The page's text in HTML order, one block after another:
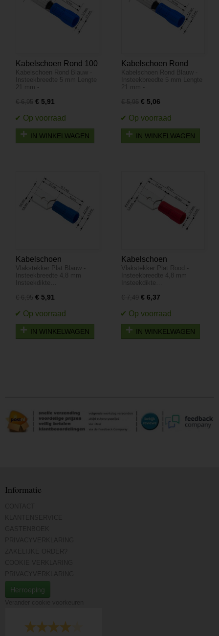
Kabelschoen Rond 100
stuks - Blauw -
Insteekbreedte 5 mm
Kabelschoen Rond Blauw -
Insteekbreedte 5 mm Lengte
21 mm -…
€ 6,95 € 5,91
IN WINKELWAGEN
Kabelschoen Rond
Blauw - Insteekbreedte
4 mm Lengte 21 mm -
Kabelschoen Rond Blauw -
Insteekbreedte 5 mm Lengte
21 mm -…
€ 5,95 € 5,06
IN WINKELWAGEN
Kabelschoen
Vlakstekker 100 stuks -
Plat Blauw -
Insteekdikte 0.8 mm
Vlakstekker Plat Blauw -
Insteekbreedte 4,8 mm
Insteekdikte…
€ 6,95 € 5,91
IN WINKELWAGEN
Kabelschoen
Vlakstekker 100 stuks -
Plat Rood -
Insteekdikte 0.8 mm
Vlakstekker Plat Rood -
Insteekbreedte 4,8 mm
Insteekdikte…
€ 7,49 € 6,37
IN WINKELWAGEN
Informatie
Herroeping